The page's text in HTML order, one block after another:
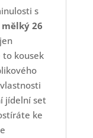
s
26
to kousek
jídelní set
ke